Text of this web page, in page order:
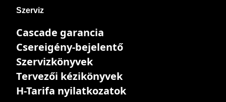
Szerviz
Cascade garancia
Csereigény-bejelentő
Szervizkönyvek
Tervezői kézikönyvek
H-Tarifa nyilatkozatok